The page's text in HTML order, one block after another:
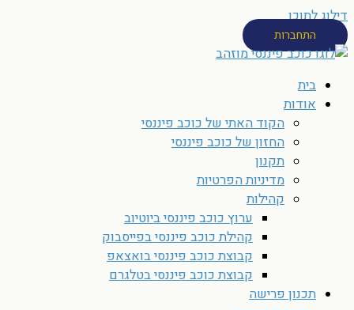
דילוג לתוכן
התחברות
בית
אודות
הקוד האתי של כוכב פיננסי
החזון של כוכב פיננסי
תקנון
מדיניות הפרטיות
קהילות
ערוץ כוכב פיננסי ביוטיוב
קהילת כוכב פיננסי בפייסבוק
קבוצת כוכב פיננסי בואצאפ
קבוצת כוכב פיננסי בטלגרם
תכנון פרישה